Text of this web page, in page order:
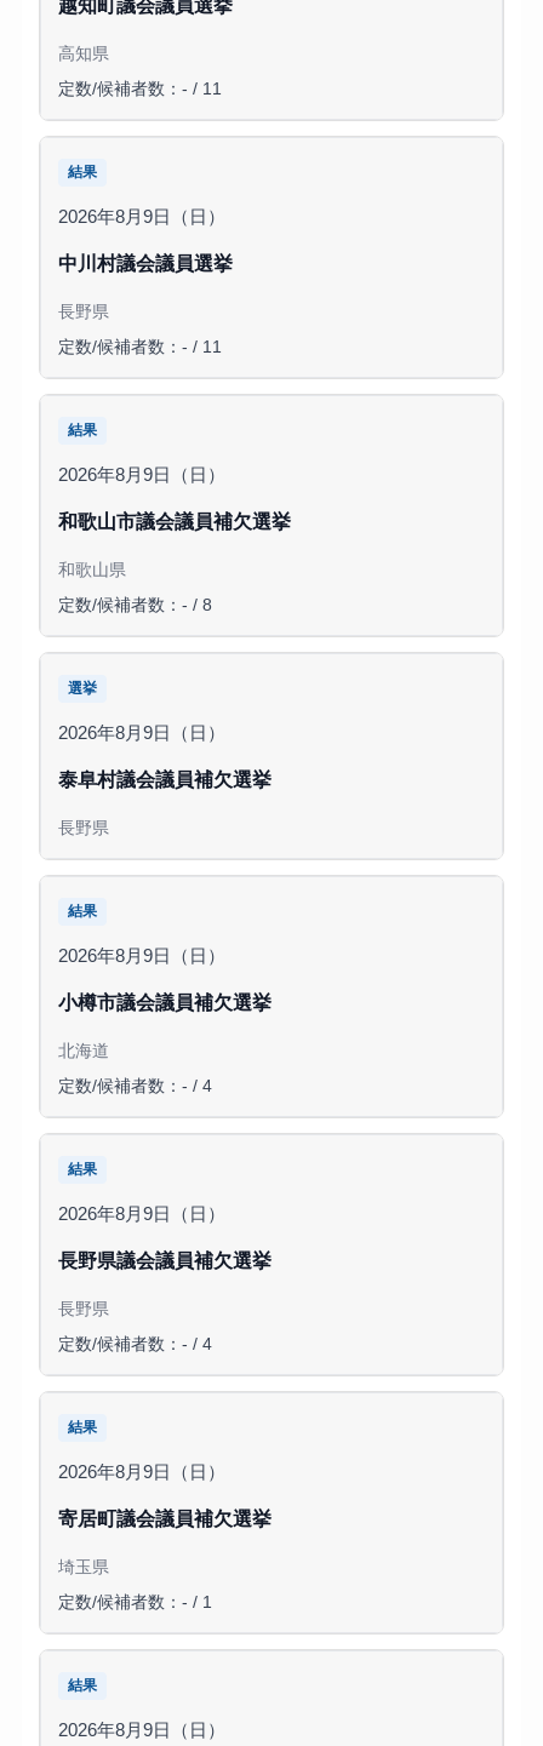
越知町議会議員選挙
高知県
定数/候補者数：- / 11
結果
2026年8月9日（日）
中川村議会議員選挙
長野県
定数/候補者数：- / 11
結果
2026年8月9日（日）
和歌山市議会議員補欠選挙
和歌山県
定数/候補者数：- / 8
選挙
2026年8月9日（日）
泰阜村議会議員補欠選挙
長野県
結果
2026年8月9日（日）
小樽市議会議員補欠選挙
北海道
定数/候補者数：- / 4
結果
2026年8月9日（日）
長野県議会議員補欠選挙
長野県
定数/候補者数：- / 4
結果
2026年8月9日（日）
寄居町議会議員補欠選挙
埼玉県
定数/候補者数：- / 1
結果
2026年8月9日（日）